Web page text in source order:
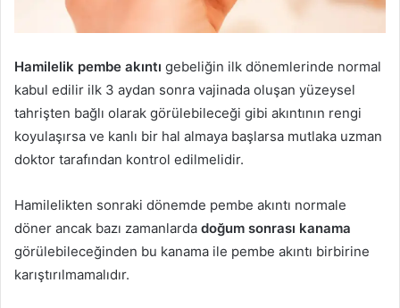
Hamilelik pembe akıntı gebeliğin ilk dönemlerinde normal
kabul edilir ilk 3 aydan sonra vajinada oluşan yüzeysel
tahrişten bağlı olarak görülebileceği gibi akıntının rengi
koyulaşırsa ve kanlı bir hal almaya başlarsa mutlaka uzman
doktor tarafından kontrol edilmelidir.
Hamilelikten sonraki dönemde pembe akıntı normale
döner ancak bazı zamanlarda doğum sonrası kanama
görülebileceğinden bu kanama ile pembe akıntı birbirine
karıştırılmamalıdır.